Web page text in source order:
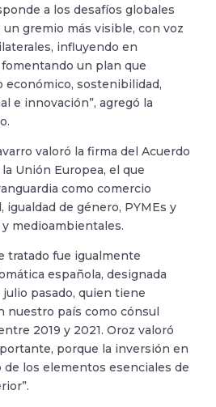
a los desafíos globales
gremio más visible, con voz
influyendo en
un plan que
sostenibilidad,
e innovación”, agregó la
valoró la firma del Acuerdo
Unión Europea, el que
como comercio
de género, PYMEs y
medioambientales.
tratado fue igualmente
española, designada
pasado, quien tiene
nuestro país como cónsul
2019 y 2021. Oroz valoró
porque la inversión en
de los elementos esenciales de